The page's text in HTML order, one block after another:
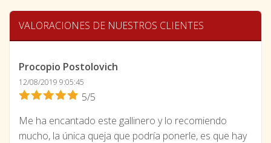
VALORACIONES DE NUESTROS CLIENTES
Procopio Postolovich
12/08/2019 9:05:45
5/5
Me ha encantado este gallinero y lo recomiendo
mucho, la única queja que podría ponerle, es que hay